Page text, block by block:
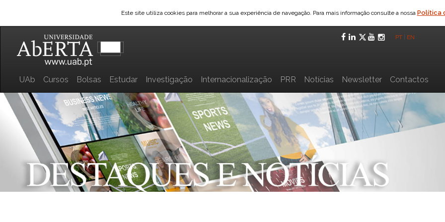
Este site utiliza cookies para melhorar a sua experiência de navegação. Para mais informação consulte a nossa Política
Facebook
LinkedIn
Twitter
YouTube
PT EN
UAb Cursos Bolsas Estudar Investigação Internacionalização PRR Notícias Newsletter Contactos